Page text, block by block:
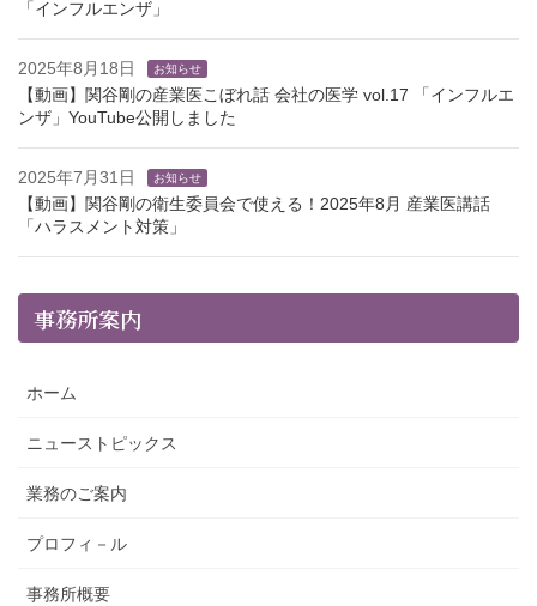
「インフルエンザ」
2025年8月18日 お知らせ
【動画】関谷剛の産業医こぼれ話 会社の医学 vol.17 「インフルエ
ンザ」YouTube公開しました
2025年7月31日 お知らせ
【動画】関谷剛の衛生委員会で使える！2025年8月 産業医講話
「ハラスメント対策」
事務所案内
ホーム
ニューストピックス
業務のご案内
プロフィ－ル
事務所概要